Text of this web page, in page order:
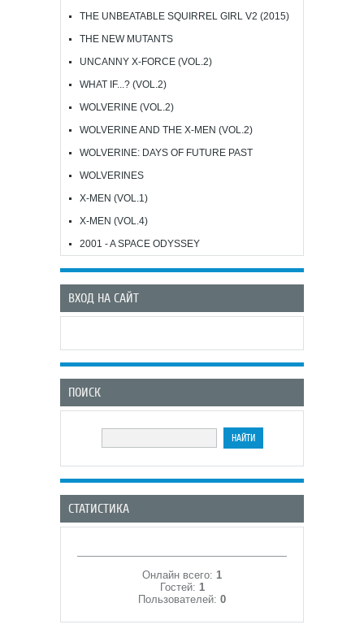
THE UNBEATABLE SQUIRREL GIRL V2 (2015)
THE NEW MUTANTS
UNCANNY X-FORCE (VOL.2)
WHAT IF...? (VOL.2)
WOLVERINE (VOL.2)
WOLVERINE AND THE X-MEN (VOL.2)
WOLVERINE: DAYS OF FUTURE PAST
WOLVERINES
X-MEN (VOL.1)
X-MEN (VOL.4)
2001 - A SPACE ODYSSEY
ВХОД НА САЙТ
ПОИСК
СТАТИСТИКА
Онлайн всего: 1
Гостей: 1
Пользователей: 0